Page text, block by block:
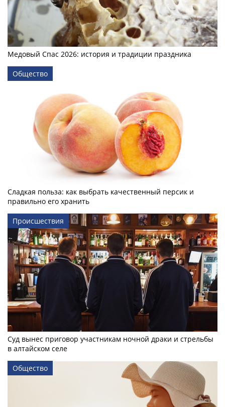
Медовый Спас 2026: история и традиции праздника
Общество
Сладкая польза: как выбрать качественный персик и
правильно его хранить
Происшествия
Суд вынес приговор участникам ночной драки и стрельбы
в алтайском селе
Общество